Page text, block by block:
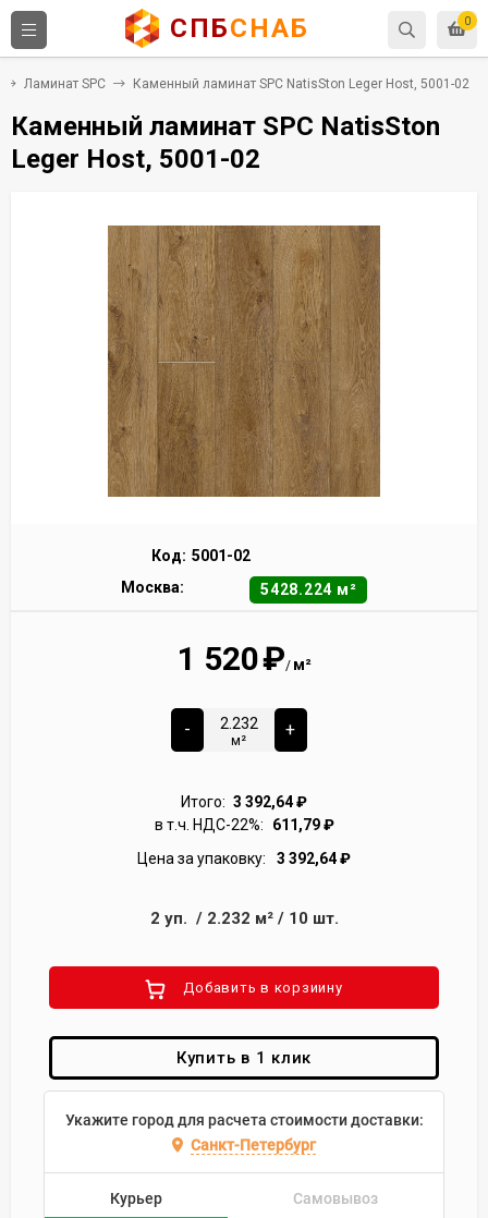
0
СПБСНАБ
Ламинат SPC Каменный ламинат SPC NatisSton Leger Host, 5001-02
Каменный ламинат SPC NatisSton
Leger Host, 5001-02
Код: 5001-02
Москва:
5428.224 м²
1 520₽/ м²
-
м²
+
Итого: 3 392,64₽
в т.ч. НДС-22%:
611,79₽
Цена за упаковку:
3 392,64₽
2 уп. / 2.232 м²/ 10 шт.
Добавить в корзиину
Купить в 1 клик
Укажите город для расчета стоимости доставки:
Санкт-Петербург
Курьер Самовывоз